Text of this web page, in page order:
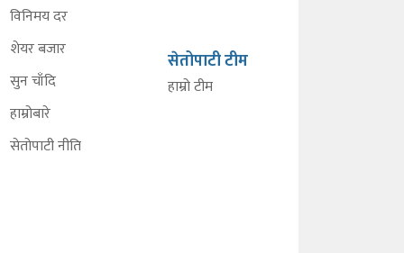
विनिमय दर
शेयर बजार
सुन चाँदि
हाम्रोबारे
सेतोपाटी नीति
सेतोपाटी टीम
हाम्रो टीम